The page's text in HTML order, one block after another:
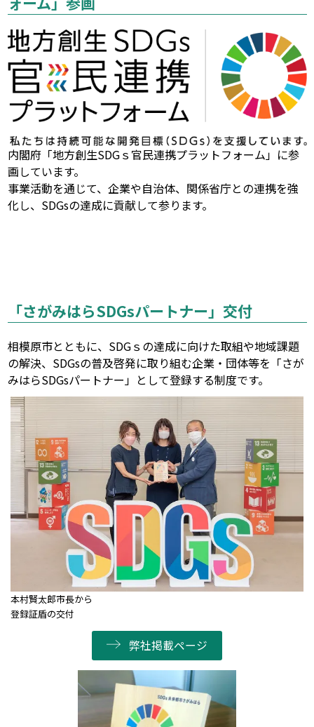
内閣府「地方創生SDGｓ官民連携プラットフォーム」に参
画しています。
事業活動を通じて、企業や自治体、関係省庁との連携を強
化し、SDGsの達成に貢献して参ります。
「さがみはらSDGsパートナー」交付
相模原市とともに、SDGｓの達成に向けた取組や地域課題
の解決、SDGsの普及啓発に取り組む企業・団体等を「さが
みはらSDGsパートナー」として登録する制度です。
本村賢太郎市長から
登録証盾の交付
弊社掲載ページ